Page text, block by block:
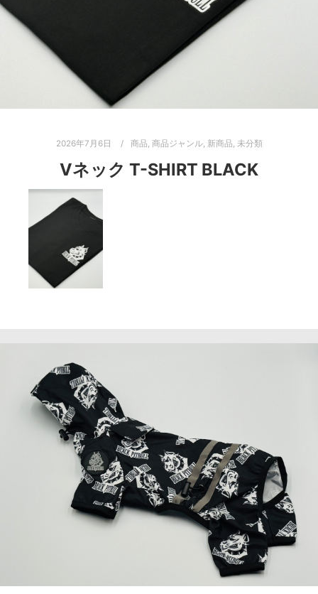
2026年7月6日 商品, 商品ジャンル, 新商品, 未分類
Vネック T-SHIRT BLACK